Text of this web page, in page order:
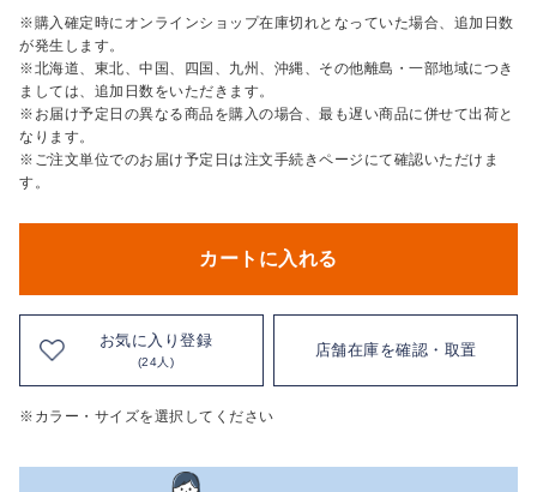
※購入確定時にオンラインショップ在庫切れとなっていた場合、追加日数
が発生します。
※北海道、東北、中国、四国、九州、沖縄、その他離島・一部地域につき
ましては、追加日数をいただきます。
※お届け予定日の異なる商品を購入の場合、最も遅い商品に併せて出荷と
なります。
※ご注文単位でのお届け予定日は注文手続きページにて確認いただけま
す。
カートに入れる
お気に入り登録
(24人)
店舗在庫を確認・取置
※カラー・サイズを選択してください